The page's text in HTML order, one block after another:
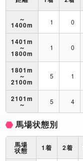
～
1400m 1 0
1401m
～
1800m
1 0
1801m
～
2100m
5 1
2101m
～ 5 4
馬場状態別
馬場
状態 1着 2着